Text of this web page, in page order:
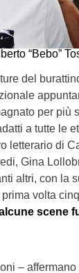
“Bebo”
del
per più
a tutte le
letterario di
Gina
altri, con la
volta
scene
–